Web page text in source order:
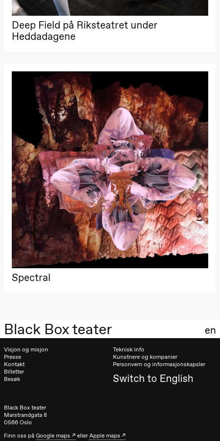
Black Box teater en
Deep Field på Riksteatret under
Heddadagene
Spectral
Visjon og misjon
Presse
Kontakt
Billetter
Besøk
Teknisk info
Kunstnere og kompanier
Personvern og informasjonskapsler
Switch to English
Black Box teater
Marstrandgata 8
0566 Oslo
Finn oss påGoogle maps ellerApple maps